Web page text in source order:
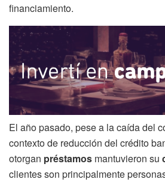
financiamiento.
El año pasado, pese a la caída del
contexto de reducción del crédito
otorgan préstamos mantuvieron su
clientes son principalmente